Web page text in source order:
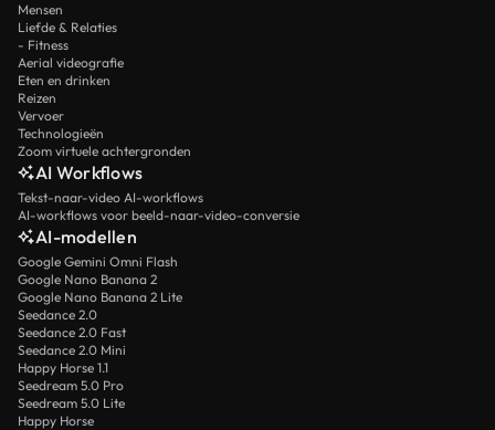
Mensen
Liefde & Relaties
- Fitness
Aerial videografie
Eten en drinken
Reizen
Vervoer
Technologieën
Zoom virtuele achtergronden
AI Workflows
Tekst-naar-video AI-workflows
AI-workflows voor beeld-naar-video-conversie
AI-modellen
Google Gemini Omni Flash
Google Nano Banana 2
Google Nano Banana 2 Lite
Seedance 2.0
Seedance 2.0 Fast
Seedance 2.0 Mini
Happy Horse 1.1
Seedream 5.0 Pro
Seedream 5.0 Lite
Happy Horse